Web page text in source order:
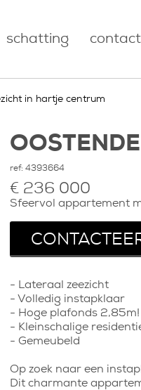
schatting contact
in hartje centrum
OOSTENDE
ref:4393664
€ 236 000
Sfeervol appartement
- Lateraal zeezicht
- Volledig instapklaar
- Hoge plafonds 2,85m!
- Kleinschalige
- Gemeubeld
Op zoek naar een
Dit charmante